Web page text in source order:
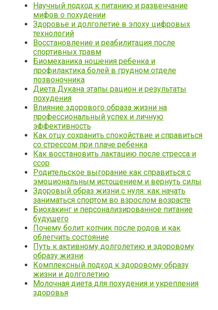
Научный подход к питанию и развенчание
мифов о похудении
Здоровье и долголетие в эпоху цифровых
технологий
Восстановление и реабилитация после
спортивных травм
Биомеханика ношения ребенка и
профилактика болей в грудном отделе
позвоночника
Диета Дукана этапы рацион и результаты
похудения
Влияние здорового образа жизни на
профессиональный успех и личную
эффективность
Как отцу сохранить спокойствие и справиться
со стрессом при плаче ребенка
Как восстановить лактацию после стресса и
ссор
Родительское выгорание как справиться с
эмоциональным истощением и вернуть силы
Здоровый образ жизни с нуля: как начать
заниматься спортом во взрослом возрасте
Биохакинг и персонализированное питание
будущего
Почему болит копчик после родов и как
облегчить состояние
Путь к активному долголетию и здоровому
образу жизни
Комплексный подход к здоровому образу
жизни и долголетию
Молочная диета для похудения и укрепления
здоровья